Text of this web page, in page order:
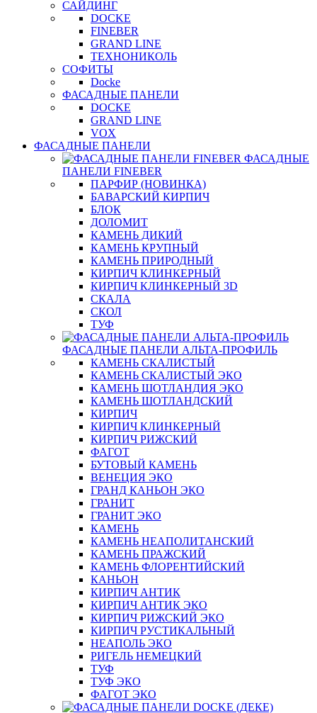
САЙДИНГ
DOCKE
FINEBER
GRAND LINE
ТЕХНОНИКОЛЬ
СОФИТЫ
Docke
ФАСАДНЫЕ ПАНЕЛИ
DOCKE
GRAND LINE
VOX
ФАСАДНЫЕ ПАНЕЛИ
ФАСАДНЫЕ
ПАНЕЛИ FINEBER
ПАРФИР (НОВИНКА)
БАВАРСКИЙ КИРПИЧ
БЛОК
ДОЛОМИТ
КАМЕНЬ ДИКИЙ
КАМЕНЬ КРУПНЫЙ
КАМЕНЬ ПРИРОДНЫЙ
КИРПИЧ КЛИНКЕРНЫЙ
КИРПИЧ КЛИНКЕРНЫЙ 3D
СКАЛА
СКОЛ
ТУФ
ФАСАДНЫЕ ПАНЕЛИ АЛЬТА-ПРОФИЛЬ
КАМЕНЬ СКАЛИСТЫЙ
КАМЕНЬ СКАЛИСТЫЙ ЭКО
КАМЕНЬ ШОТЛАНДИЯ ЭКО
КАМЕНЬ ШОТЛАНДСКИЙ
КИРПИЧ
КИРПИЧ КЛИНКЕРНЫЙ
КИРПИЧ РИЖСКИЙ
ФАГОТ
БУТОВЫЙ КАМЕНЬ
ВЕНЕЦИЯ ЭКО
ГРАНД КАНЬОН ЭКО
ГРАНИТ
ГРАНИТ ЭКО
КАМЕНЬ
КАМЕНЬ НЕАПОЛИТАНСКИЙ
КАМЕНЬ ПРАЖСКИЙ
КАМЕНЬ ФЛОРЕНТИЙСКИЙ
КАНЬОН
КИРПИЧ АНТИК
КИРПИЧ АНТИК ЭКО
КИРПИЧ РИЖСКИЙ ЭКО
КИРПИЧ РУСТИКАЛЬНЫЙ
НЕАПОЛЬ ЭКО
РИГЕЛЬ НЕМЕЦКИЙ
ТУФ
ТУФ ЭКО
ФАГОТ ЭКО